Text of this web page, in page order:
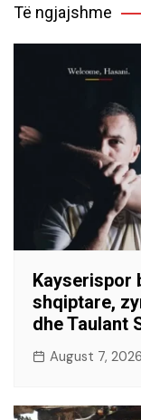
Të ngjajshme
Kayserispor
shqiptare,
dhe Taulant
August 7, 2026